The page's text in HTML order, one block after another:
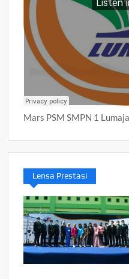
Mars PSM SMPN 1
Lensa Prestasi